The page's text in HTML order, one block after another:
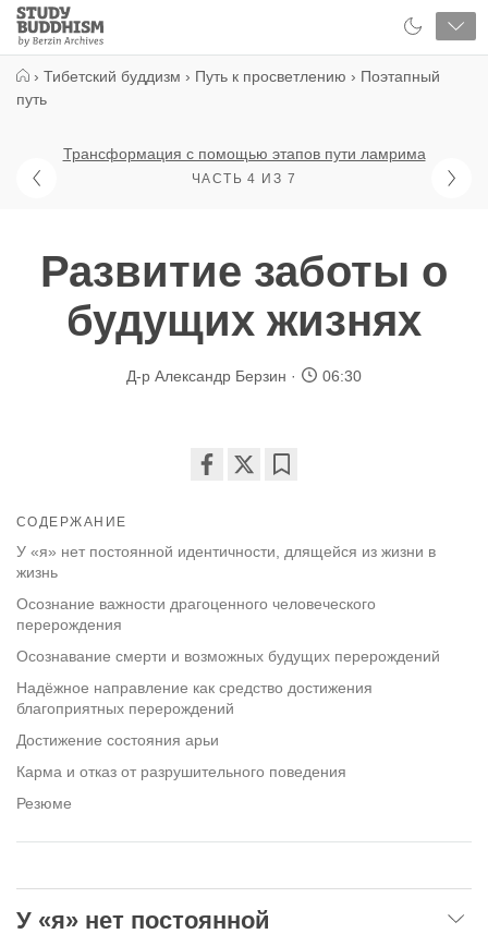
Close
Study
Buddhism
› Тибетский буддизм › Путь к просветлению › Поэтапный
путь
Трансформация с помощью этапов пути ламрима
ЧАСТЬ 4 ИЗ 7
Развитие заботы о
будущих жизнях
Д-р Александр Берзин 06:30
СОДЕРЖАНИЕ
У «я» нет постоянной идентичности, длящейся из жизни в
жизнь
Осознание важности драгоценного человеческого
перерождения
Осознавание смерти и возможных будущих перерождений
Надёжное направление как средство достижения
благоприятных перерождений
Достижение состояния арьи
Карма и отказ от разрушительного поведения
Резюме
У «я» нет постоянной